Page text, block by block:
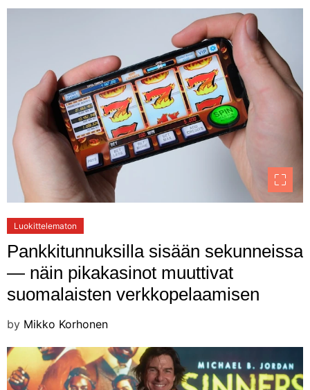
Luokittelematon
Pankkitunnuksilla sisään sekunneissa
— näin pikakasinot muuttivat
suomalaisten verkkopelaamisen
by Mikko Korhonen